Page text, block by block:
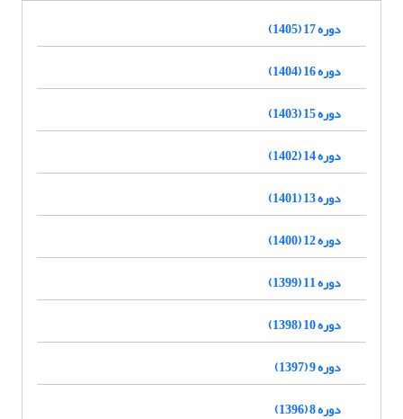
دوره 17 (1405)
دوره 16 (1404)
دوره 15 (1403)
دوره 14 (1402)
دوره 13 (1401)
دوره 12 (1400)
دوره 11 (1399)
دوره 10 (1398)
دوره 9 (1397)
دوره 8 (1396)